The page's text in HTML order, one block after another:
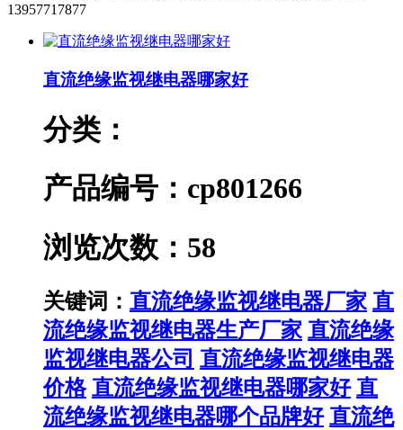
13957717877
直流绝缘监视继电器哪家好
分类：
产品编号：cp801266
浏览次数：58
关键词： 直流绝缘监视继电器厂家 直
流绝缘监视继电器生产厂家 直流绝缘
监视继电器公司 直流绝缘监视继电器
价格 直流绝缘监视继电器哪家好 直
流绝缘监视继电器哪个品牌好 直流绝